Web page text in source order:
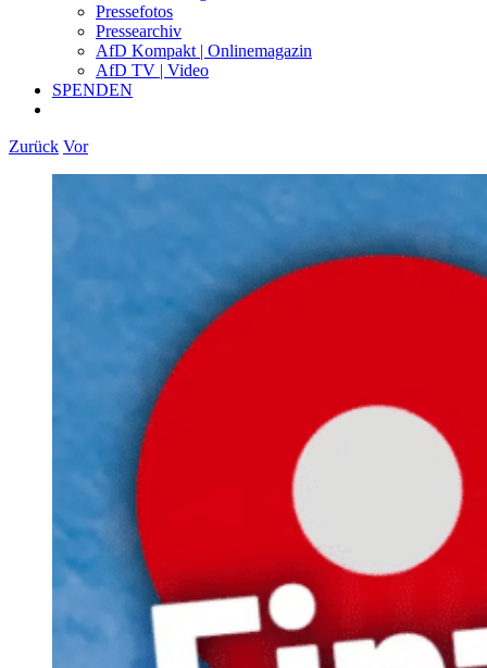
Pressefotos
Pressearchiv
AfD Kompakt | Onlinemagazin
AfD TV | Video
SPENDEN
Zurück Vor